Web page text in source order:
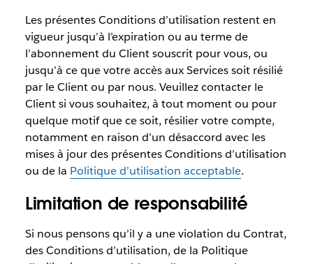
Les présentes Conditions d’utilisation restent en
vigueur jusqu’à l’expiration ou au terme de
l’abonnement du Client souscrit pour vous, ou
jusqu’à ce que votre accès aux Services soit résilié
par le Client ou par nous. Veuillez contacter le
Client si vous souhaitez, à tout moment ou pour
quelque motif que ce soit, résilier votre compte,
notamment en raison d’un désaccord avec les
mises à jour des présentes Conditions d’utilisation
ou de la Politique d’utilisation acceptable.
Limitation de responsabilité
Si nous pensons qu’il y a une violation du Contrat,
des Conditions d’utilisation, de la Politique